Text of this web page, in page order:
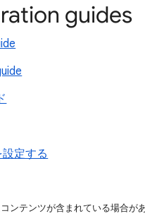
guides
定する
ンテンツが含まれている場合が